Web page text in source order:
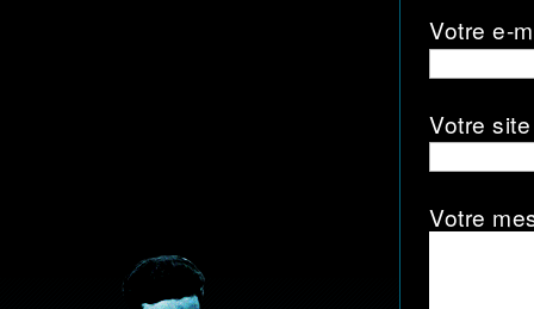
Votre e-
Votre
Votre